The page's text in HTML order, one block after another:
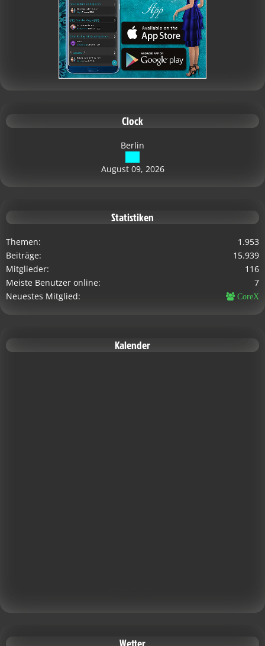
Clock
Berlin
August 09, 2026
Statistiken
Themen
1.953
Beiträge
15.939
Mitglieder
116
Meiste Benutzer online
7
Neuestes Mitglied
CoreX
Kalender